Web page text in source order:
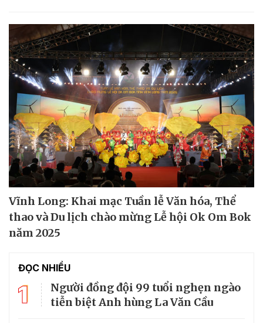
Vĩnh Long: Khai mạc Tuần lễ Văn hóa, Thể
thao và Du lịch chào mừng Lễ hội Ok Om Bok
năm 2025
ĐỌC NHIỀU
1
Người đồng đội 99 tuổi nghẹn ngào
tiễn biệt Anh hùng La Văn Cầu